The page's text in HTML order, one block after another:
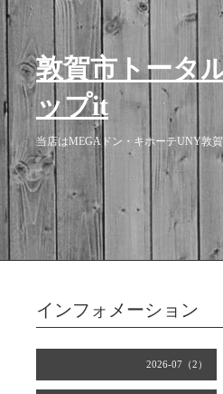
敦賀市トータ
ップit
当店はMEGAドン・キホーテUNY敦
2026-07（2）
インフォメーション